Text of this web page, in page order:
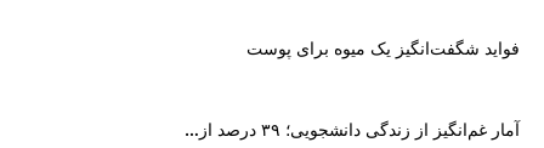
فواید شگفت‌انگیز یک میوه برای پوست
آمار غم‌انگیز از زندگی دانشجویی؛ ۳۹ درصد از…